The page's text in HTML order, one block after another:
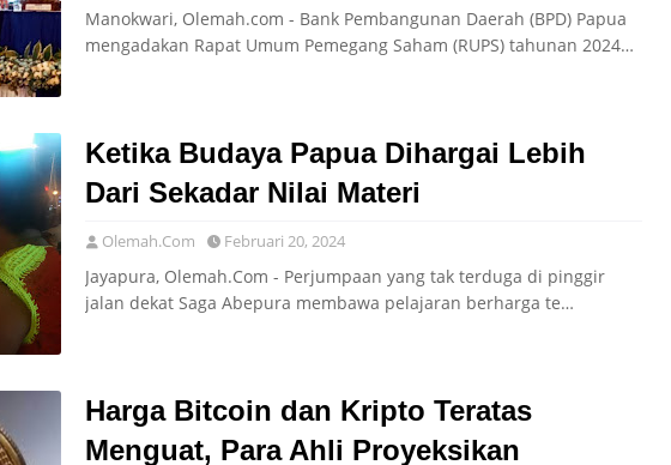
Manokwari, Olemah.com - Bank Pembangunan Daerah (BPD) Papua
mengadakan Rapat Umum Pemegang Saham (RUPS) tahunan 2024…
Ketika Budaya Papua Dihargai Lebih
Dari Sekadar Nilai Materi
Olemah.Com Februari 20, 2024
Jayapura, Olemah.Com - Perjumpaan yang tak terduga di pinggir
jalan dekat Saga Abepura membawa pelajaran berharga te…
Harga Bitcoin dan Kripto Teratas
Menguat, Para Ahli Proyeksikan